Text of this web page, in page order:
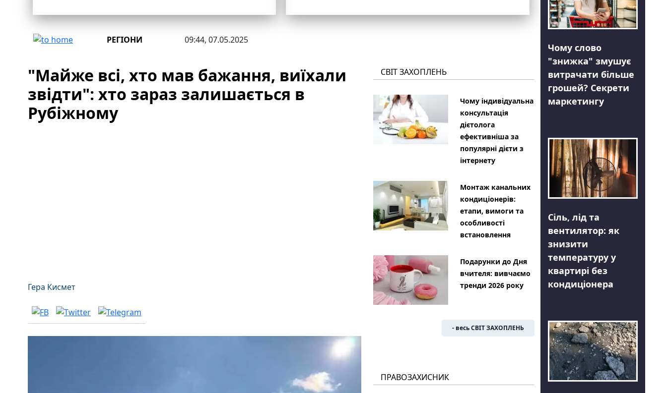
РЕГІОНИ 09:44, 07.05.2025
"Майже всі, хто мав бажання, виїхали
звідти": хто зараз залишається в
Рубіжному
Гера Кисмет
СВІТ ЗАХОПЛЕНЬ
Чому індивідуальна
консультація
дієтолога
ефективніша за
популярні дієти з
інтернету
Монтаж канальних
кондиціонерів:
етапи, вимоги та
особливості
встановлення
Подарунки до Дня
вчителя: вивчаємо
тренди 2026 року
- весь СВІТ ЗАХОПЛЕНЬ
ПРАВОЗАХИСНИК
Чому слово
"знижка" змушує
витрачати більше
грошей? Секрети
маркетингу
Сіль, лід та
вентилятор: як
знизити
температуру у
квартирі без
кондиціонера